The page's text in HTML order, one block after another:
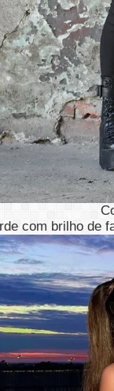
com brilho